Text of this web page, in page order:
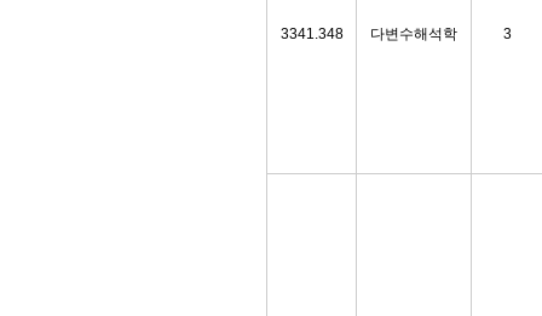
3341.348 다변수해석학 3